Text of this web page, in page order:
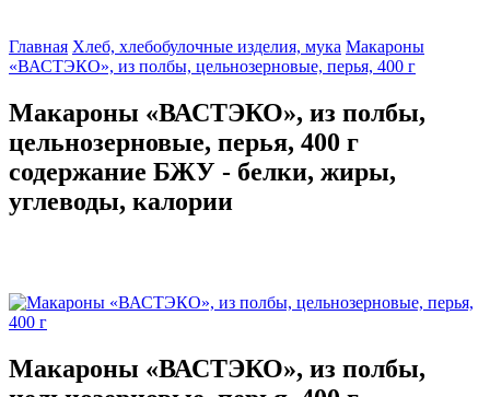
Главная Хлеб, хлебобулочные изделия, мука Макароны
«ВАСТЭКО», из полбы, цельнозерновые, перья, 400 г
Макароны «ВАСТЭКО», из полбы,
цельнозерновые, перья, 400 г
содержание БЖУ - белки, жиры,
углеводы, калории
Макароны «ВАСТЭКО», из полбы,